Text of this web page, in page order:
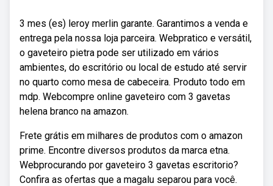
3 mes (es) leroy merlin garante. Garantimos a venda e
entrega pela nossa loja parceira. Webpratico e versátil,
o gaveteiro pietra pode ser utilizado em vários
ambientes, do escritório ou local de estudo até servir
no quarto como mesa de cabeceira. Produto todo em
mdp. Webcompre online gaveteiro com 3 gavetas
helena branco na amazon.
Frete grátis em milhares de produtos com o amazon
prime. Encontre diversos produtos da marca etna.
Webprocurando por gaveteiro 3 gavetas escritorio?
Confira as ofertas que a magalu separou para você.